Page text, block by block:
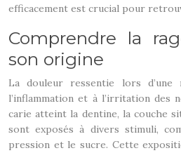
efficacement est crucial pour
Comprendre la
son origine
La douleur ressentie lors
l’inflammation et à l’irritation des
carie atteint la dentine, la couche
sont exposés à divers stimuli,
pression et le sucre. Cette